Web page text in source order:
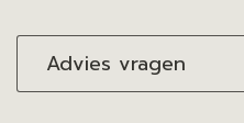
Advies vragen